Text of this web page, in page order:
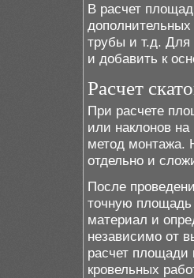
В расчет
трубы и т.д. Для
и добавить к
Расчет
При расчете
или наклонов
метод монтажа.
отдельно и
После
точную
материал и
независимо от
расчет площади
кровельных